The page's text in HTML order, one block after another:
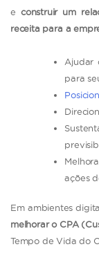
e construir um
receita para a
Ajudar
para
ações
Em ambientes
melhorar o CPA
Tempo de Vida do